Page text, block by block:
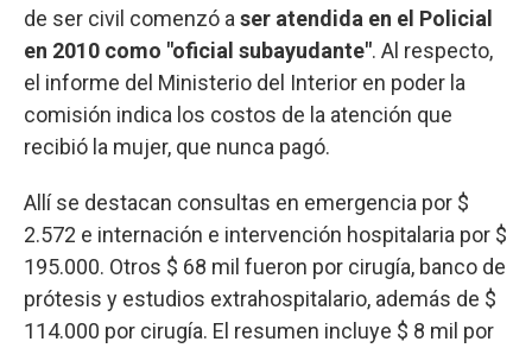
de ser civil comenzó a ser atendida en el Policial
en 2010 como "oficial subayudante". Al respecto,
el informe del Ministerio del Interior en poder la
comisión indica los costos de la atención que
recibió la mujer, que nunca pagó.
Allí se destacan consultas en emergencia por $
2.572 e internación e intervención hospitalaria por $
195.000. Otros $ 68 mil fueron por cirugía, banco de
prótesis y estudios extrahospitalario, además de $
114.000 por cirugía. El resumen incluye $ 8 mil por